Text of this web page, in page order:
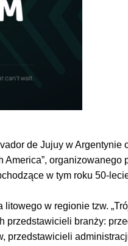
de Jujuy w Argentynie
organizowanego
w tym roku 50-
w regionie tzw.
przedstawicieli branży:
przedstawicieli